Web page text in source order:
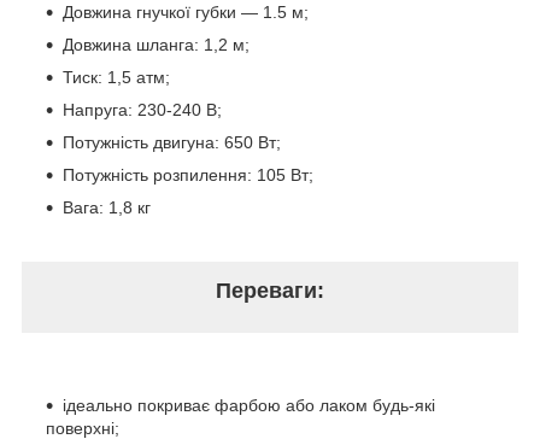
Довжина гнучкої губки — 1.5 м;
Довжина шланга: 1,2 м;
Тиск: 1,5 атм;
Напруга: 230-240 В;
Потужність двигуна: 650 Вт;
Потужність розпилення: 105 Вт;
Вага: 1,8 кг
Переваги:
ідеально покриває фарбою або лаком будь-які
поверхні;